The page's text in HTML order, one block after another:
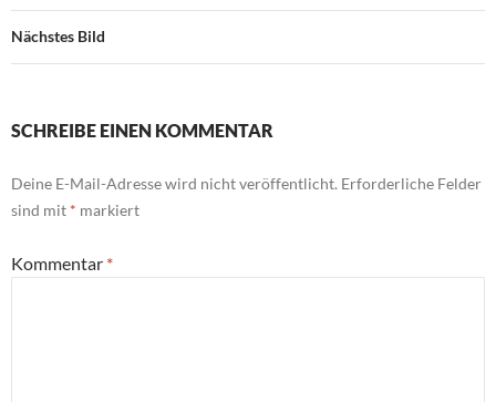
Nächstes Bild
SCHREIBE EINEN KOMMENTAR
Deine E-Mail-Adresse wird nicht veröffentlicht. Erforderliche Felder
sind mit * markiert
Kommentar *